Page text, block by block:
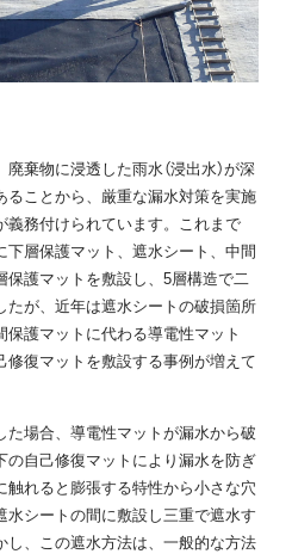
棄物に浸透した雨水（浸出水）が深
ことから、厳重な漏水対策を実施
義務付けられています。これまで
層保護マット、遮水シート、中間
護マットを敷設し、5層構造で二
が、近年は遮水シートの破損箇所
護マットに代わる導電性マット
修復マットを敷設する事例が増えて
た場合、導電性マットが漏水から破
自己修復マットにより漏水を防ぎ
触れると膨張する特性から小さな穴
シートの間に敷設し三重で遮水す
し、この遮水方法は、一般的な方法